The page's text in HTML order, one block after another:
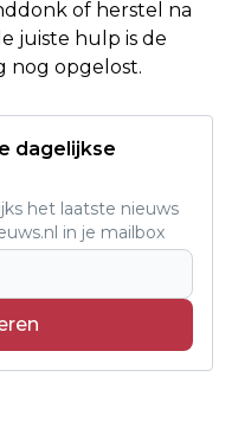
of herstel na
juiste hulp is de
nog opgelost.
dagelijkse
het laatste nieuws
in je mailbox